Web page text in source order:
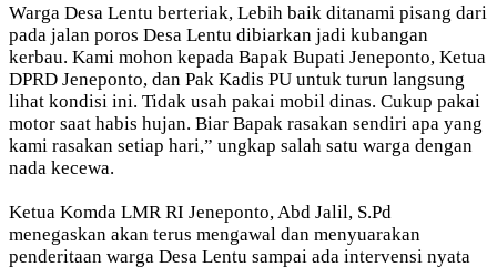
Warga Desa Lentu berteriak, Lebih baik ditanami pisang dari
pada jalan poros Desa Lentu dibiarkan jadi kubangan
kerbau. Kami mohon kepada Bapak Bupati Jeneponto, Ketua
DPRD Jeneponto, dan Pak Kadis PU untuk turun langsung
lihat kondisi ini. Tidak usah pakai mobil dinas. Cukup pakai
motor saat habis hujan. Biar Bapak rasakan sendiri apa yang
kami rasakan setiap hari,” ungkap salah satu warga dengan
nada kecewa.
Ketua Komda LMR RI Jeneponto, Abd Jalil, S.Pd
menegaskan akan terus mengawal dan menyuarakan
penderitaan warga Desa Lentu sampai ada intervensi nyata